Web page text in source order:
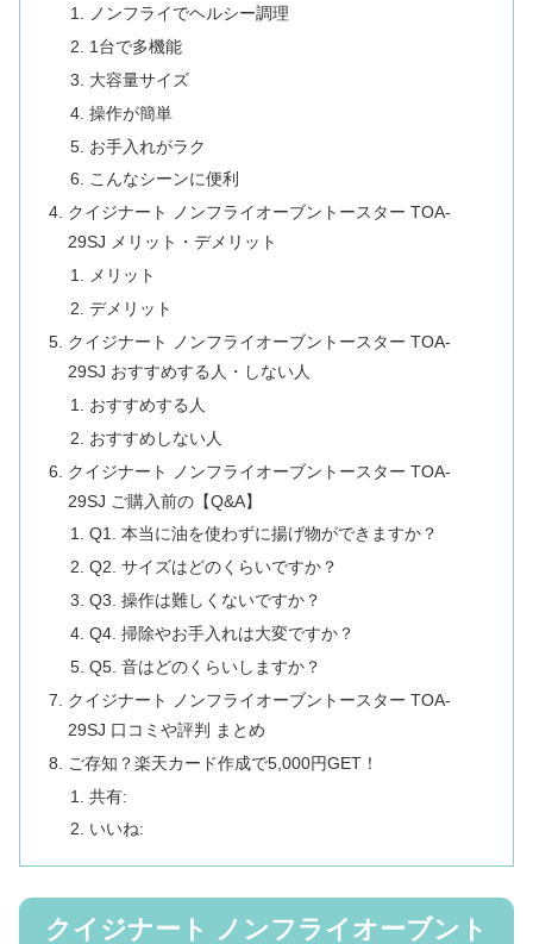
ノンフライでヘルシー調理
1台で多機能
大容量サイズ
操作が簡単
お手入れがラク
こんなシーンに便利
クイジナート ノンフライオーブントースター TOA-
29SJ メリット・デメリット
メリット
デメリット
クイジナート ノンフライオーブントースター TOA-
29SJ おすすめする人・しない人
おすすめする人
おすすめしない人
クイジナート ノンフライオーブントースター TOA-
29SJ ご購入前の【Q&A】
Q1. 本当に油を使わずに揚げ物ができますか？
Q2. サイズはどのくらいですか？
Q3. 操作は難しくないですか？
Q4. 掃除やお手入れは大変ですか？
Q5. 音はどのくらいしますか？
クイジナート ノンフライオーブントースター TOA-
29SJ 口コミや評判 まとめ
ご存知？楽天カード作成で5,000円GET！
共有:
いいね:
クイジナート ノンフライオーブント